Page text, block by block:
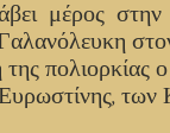
μέρος στην
πολιορκίας